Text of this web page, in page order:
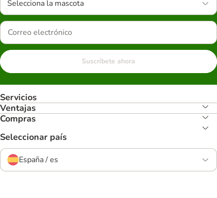
Selecciona la mascota
Suscríbete ahora
Servicios
Ventajas
Compras
Seleccionar país
España / es